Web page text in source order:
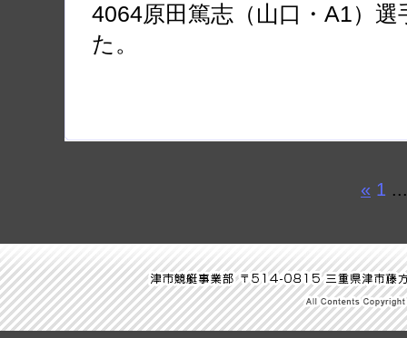
4064原田篤志（山口・A1）
た。
« 1